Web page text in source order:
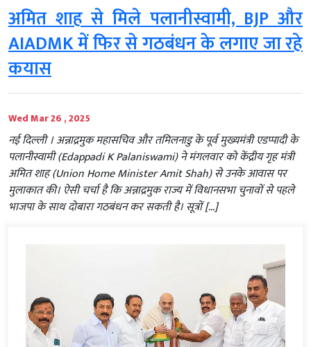
अमित शाह से मिले पलानीस्वामी, BJP और
AIADMK में फि‍र से गठबंधन के लगाए जा रहे
कयास
Wed Mar 26 , 2025
नई दिल्‍ली । अन्नाद्रमुक महासचिव और तमिलनाडु के पूर्व मुख्यमंत्री एडप्पादी के
पलानीस्वामी (Edappadi K Palaniswami) ने मंगलवार को केंद्रीय गृह मंत्री
अमित शाह (Union Home Minister Amit Shah) से उनके आवास पर
मुलाकात की। ऐसी चर्चा है कि अन्नाद्रमुक राज्य में विधानसभा चुनावों से पहले
भाजपा के साथ दोबारा गठबंधन कर सकती है। सूत्रों […]